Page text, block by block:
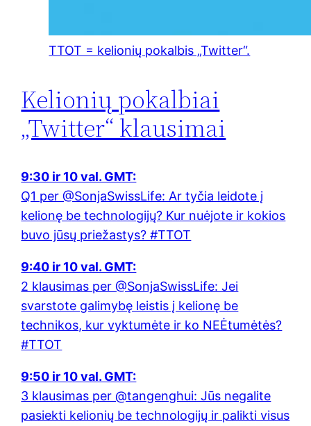
TTOT = kelionių pokalbis „Twitter“.
Kelionių pokalbiai
„Twitter“ klausimai
9:30 ir 10 val. GMT:
Q1 per @SonjaSwissLife: Ar tyčia leidote į
kelionę be technologijų? Kur nuėjote ir kokios
buvo jūsų priežastys? #TTOT
9:40 ir 10 val. GMT:
2 klausimas per @SonjaSwissLife: Jei
svarstote galimybę leistis į kelionę be
technikos, kur vyktumėte ir ko NEĖtumėtės?
#TTOT
9:50 ir 10 val. GMT:
3 klausimas per @tangenghui: Jūs negalite
pasiekti kelionių be technologijų ir palikti visus